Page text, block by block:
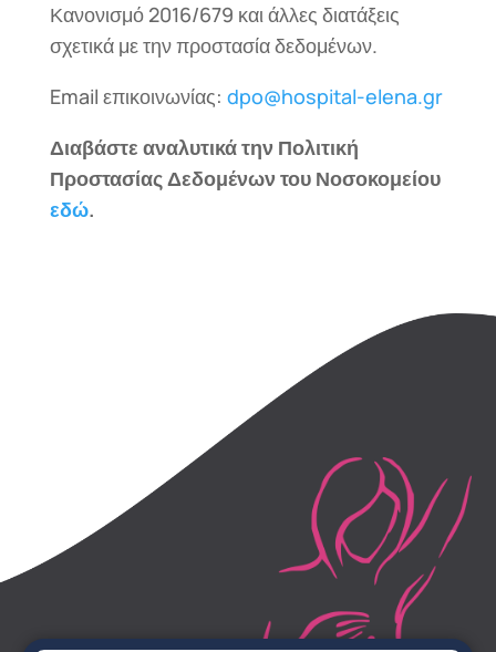
Κανονισμό 2016/679 και άλλες διατάξεις
σχετικά με την προστασία δεδομένων.
Email επικοινωνίας: dpo@hospital-elena.gr
Διαβάστε αναλυτικά την Πολιτική
Προστασίας Δεδομένων του Νοσοκομείου
εδώ.